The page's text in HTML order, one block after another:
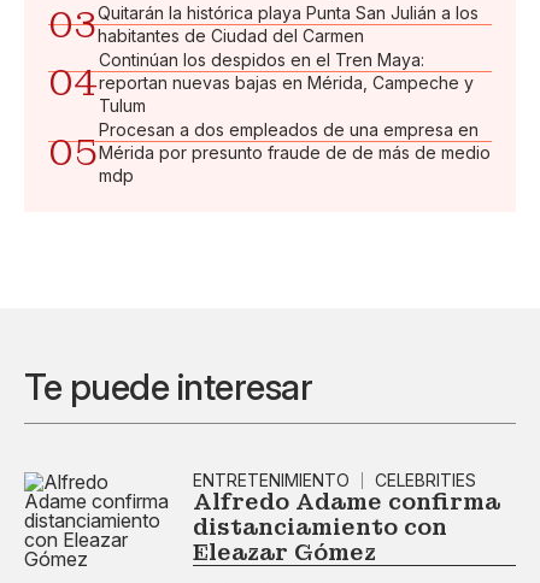
03Quitarán la histórica playa Punta San Julián a los
habitantes de Ciudad del Carmen
04
Continúan los despidos en el Tren Maya:
reportan nuevas bajas en Mérida, Campeche y
Tulum
05
Procesan a dos empleados de una empresa en
Mérida por presunto fraude de de más de medio
mdp
Te puede interesar
ENTRETENIMIENTO CELEBRITIES
Alfredo Adame confirma
distanciamiento con
Eleazar Gómez